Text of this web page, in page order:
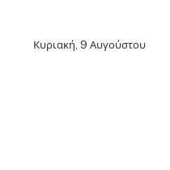
Κυριακή, 9 Αυγούστου